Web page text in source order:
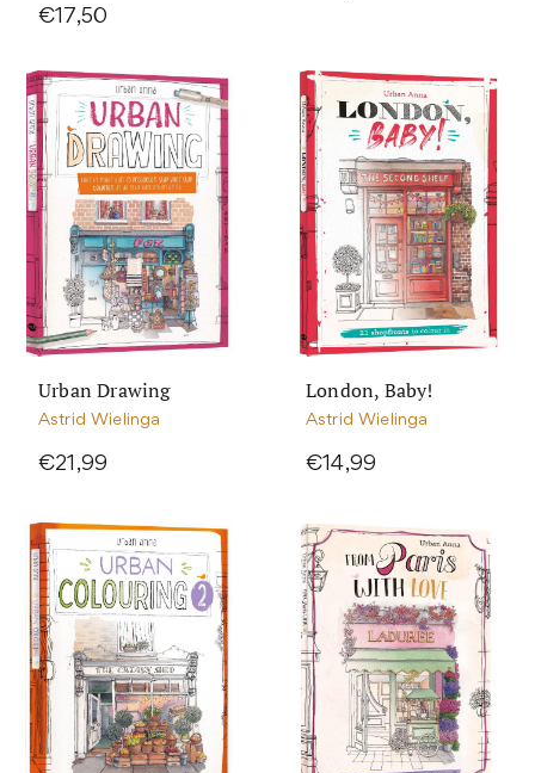
€17,50
Urban Drawing
Astrid Wielinga
€21,99
London, Baby!
Astrid Wielinga
€14,99